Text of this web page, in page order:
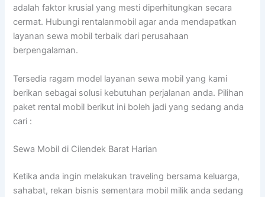
adalah faktor krusial yang mesti diperhitungkan secara
cermat. Hubungi rentalanmobil agar anda mendapatkan
layanan sewa mobil terbaik dari perusahaan
berpengalaman.
Tersedia ragam model layanan sewa mobil yang kami
berikan sebagai solusi kebutuhan perjalanan anda. Pilihan
paket rental mobil berikut ini boleh jadi yang sedang anda
cari :
Sewa Mobil di Cilendek Barat Harian
Ketika anda ingin melakukan traveling bersama keluarga,
sahabat, rekan bisnis sementara mobil milik anda sedang